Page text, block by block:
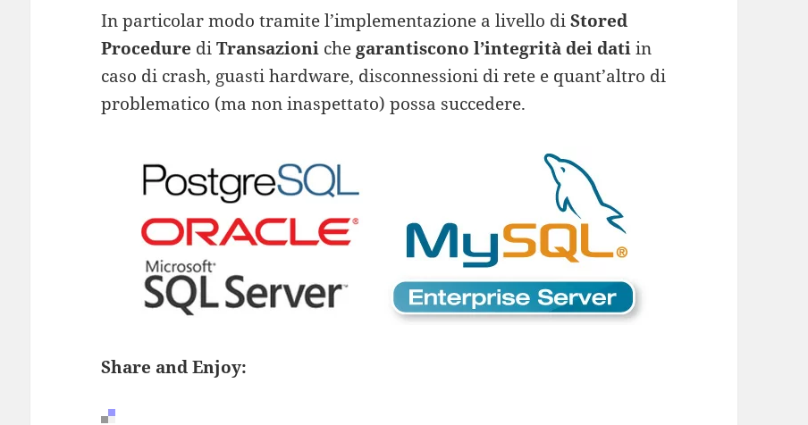
In particolar modo tramite l’implementazione a livello diStored
Procedure diTransazioni che garantiscono l’integrità dei datiin
caso di crash, guasti hardware, disconnessioni di rete e quant’altro di
problematico (ma non inaspettato) possa succedere.
Share and Enjoy: